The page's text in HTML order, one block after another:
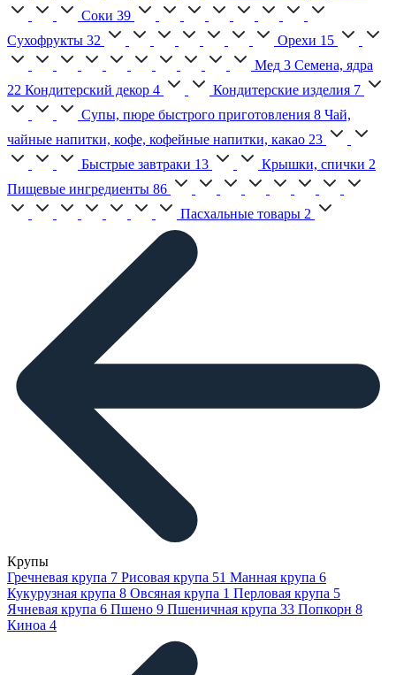
Соки 39
Сухофрукты 32 Орехи 15
Мед 3 Семена, ядра
22 Кондитерский декор 4 Кондитерские изделия 7
Супы, пюре быстрого приготовления 8 Чай,
чайные напитки, кофе, кофейные напитки, какао 23
Быстрые завтраки 13 Крышки, спички 2
Пищевые ингредиенты 86
Пасхальные товары 2
Крупы
Гречневая крупа 7 Рисовая крупа 51 Манная крупа 6
Кукурузная крупа 8 Овсяная крупа 1 Перловая крупа 5
Ячневая крупа 6 Пшено 9 Пшеничная крупа 33 Попкорн 8
Киноа 4